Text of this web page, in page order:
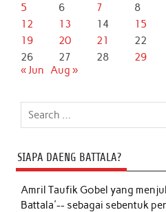
5 6 7 8
12
13 14 15
19
20 21 22
26
27 28 29
« Jun Aug »
SIAPA DAENG BATTALA?
Amril Taufik Gobelyang
Battala'-- sebagai sebentuk